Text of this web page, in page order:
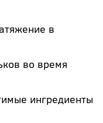
в
во время
ингредиенты